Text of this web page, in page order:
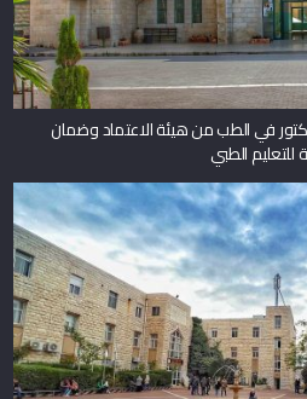
في الطب من هيئة الاعتماد وضمان
للتعليم الطبي